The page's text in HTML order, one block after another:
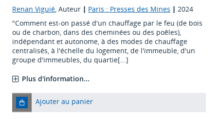
Renan Viguié, Auteur | Paris : Presses des Mines | 2024
"Comment est-on passé d'un chauffage par le feu (de bois
ou de charbon, dans des cheminées ou des poêles),
indépendant et autonome, à des modes de chauffage
centralisés, à l'échelle du logement, de l'immeuble, d'un
groupe d'immeubles, du quartie[...]
Plus d'information...
Ajouter au panier